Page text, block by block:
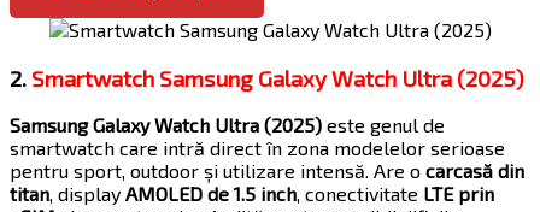
2. Smartwatch Samsung Galaxy Watch Ultra (2025)
Samsung Galaxy Watch Ultra (2025) este genul de
smartwatch care intră direct în zona modelelor serioase
pentru sport, outdoor și utilizare intensă. Are o carcasă din
titan, display AMOLED de 1.5 inch, conectivitate LTE prin